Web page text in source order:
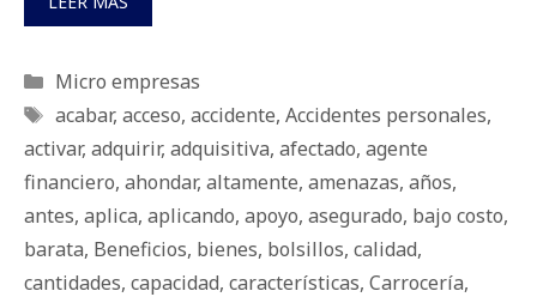
Categorías
Micro empresas
Etiquetas
acabar, acceso, accidente, Accidentes personales,
activar, adquirir, adquisitiva, afectado, agente
financiero, ahondar, altamente, amenazas, años,
antes, aplica, aplicando, apoyo, asegurado, bajo costo,
barata, Beneficios, bienes, bolsillos, calidad,
cantidades, capacidad, características, Carrocería,